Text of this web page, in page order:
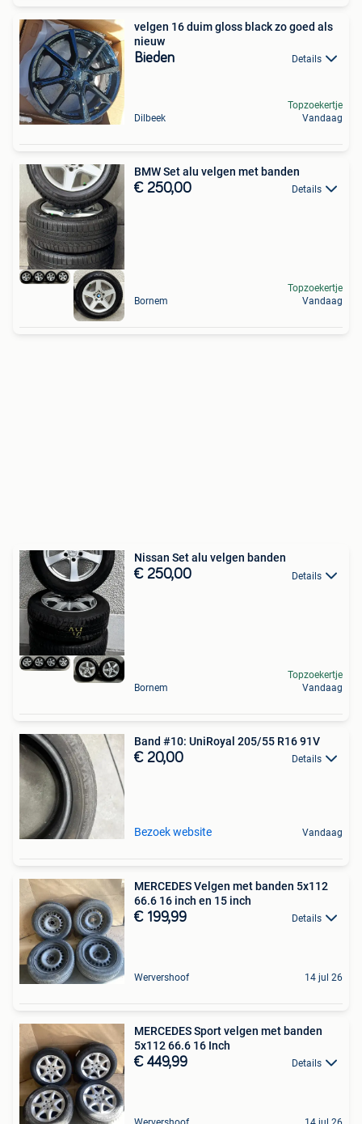
velgen 16 duim gloss black zo goed als
nieuw
Bieden Details
Dilbeek
Topzoekertje
Vandaag
BMW Set alu velgen met banden
€ 250,00 Details
Bornem
Topzoekertje
Vandaag
Nissan Set alu velgen banden
€ 250,00 Details
Bornem
Topzoekertje
Vandaag
Band #10: UniRoyal 205/55 R16 91V
€ 20,00 Details
Bezoek website Vandaag
MERCEDES Velgen met banden 5x112
66.6 16 inch en 15 inch
€ 199,99 Details
Wervershoof 14 jul 26
MERCEDES Sport velgen met banden
5x112 66.6 16 Inch
€ 449,99 Details